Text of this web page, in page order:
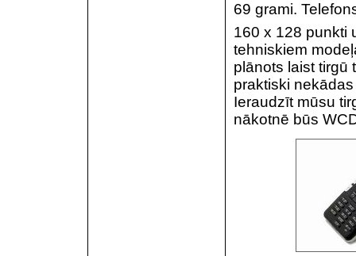
69 grami.
160 x 128 punkti
tehniskiem
plānots laist tirgū
praktiski
Ieraudzīt mūsu
nākotnē būs